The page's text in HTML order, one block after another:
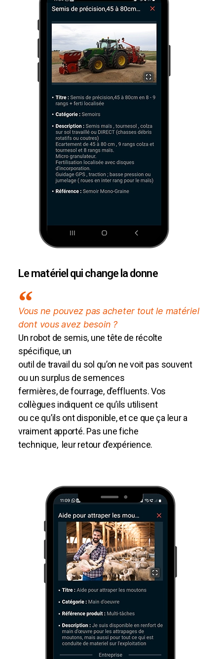
Le matériel qui change la donne
Vous ne pouvez pas acheter tout le matériel
dont vous avez besoin ?
Un robot de semis, une tête de récolte
spécifique, un
outil de travail du sol qu’on ne voit pas souvent
ou un surplus de semences
fermières, de fourrage, d’effluents. Vos
collègues indiquent ce qu’ils utilisent
ou ce qu’ils ont disponible, et ce que ça leur a
vraiment apporté. Pas une fiche
technique, leur retour d’expérience.